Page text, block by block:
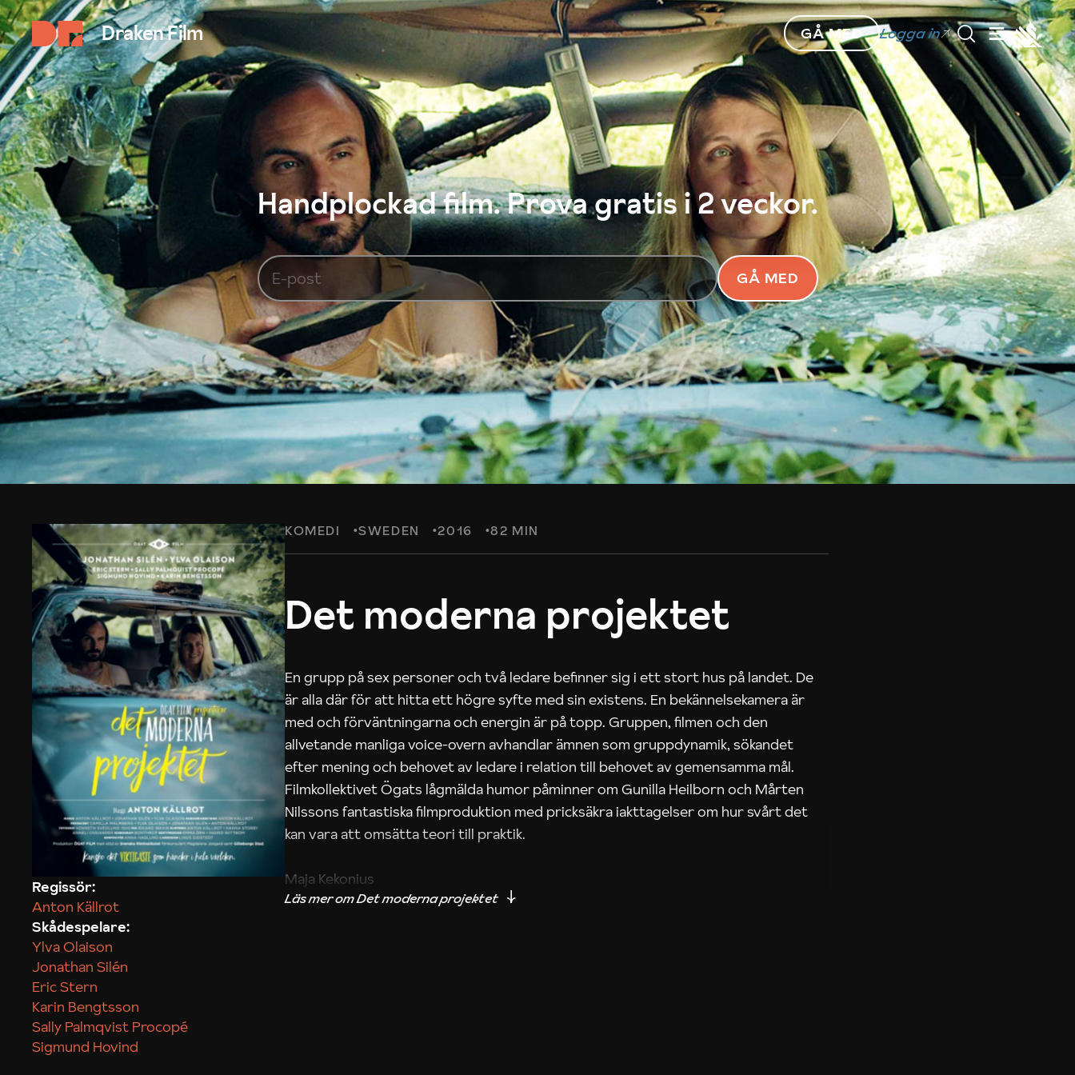
Draken Film GÅ MED Logga in
Handplockad film. Prova gratis i 2 veckor.
GÅ MED
KOMEDI SWEDEN 2016 82 MIN
Det moderna projektet
En grupp på sex personer och två ledare befinner sig i ett stort hus på landet. De
är alla där för att hitta ett högre syfte med sin existens. En bekännelsekamera är
med och förväntningarna och energin är på topp. Gruppen, filmen och den
allvetande manliga voice-overn avhandlar ämnen som gruppdynamik, sökandet
efter mening och behovet av ledare i relation till behovet av gemensamma mål.
Filmkollektivet Ögats lågmälda humor påminner om Gunilla Heilborn och Mårten
Nilssons fantastiska filmproduktion med pricksäkra iakttagelser om hur svårt det
kan vara att omsätta teori till praktik.
Maja Kekonius
Regissör:
Anton Källrot
Skådespelare:
Ylva Olaison
Jonathan Silén
Eric Stern
Karin Bengtsson
Sally Palmqvist Procopé
Sigmund Hovind